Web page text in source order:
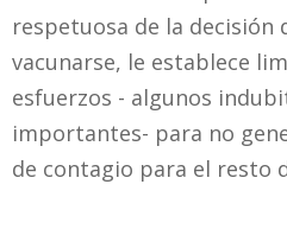
respetuosa de la decisión
vacunarse, le establece
esfuerzos - algunos
importantes- para no
de contagio para el resto